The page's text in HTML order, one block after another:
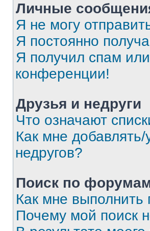
Личные
Я не могу
Я постоянно
Я получил спам
конференции!
Друзья и недруги
Что означают
Как мне
недругов?
Поиск по
Как мне
Почему мой поиск